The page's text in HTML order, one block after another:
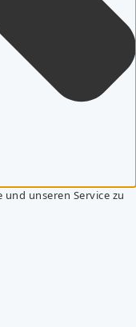
unseren Service zu